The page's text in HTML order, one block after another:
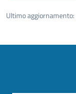
Ultimo aggiornamento: